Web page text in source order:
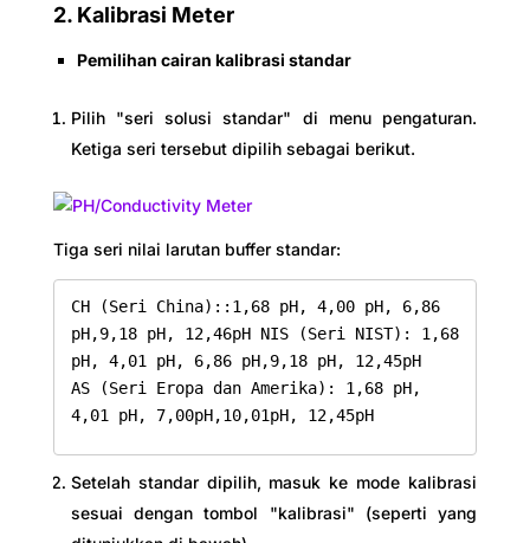
2. Kalibrasi Meter
Pemilihan cairan kalibrasi standar
Pilih "seri solusi standar" di menu pengaturan.
Ketiga seri tersebut dipilih sebagai berikut.
Tiga seri nilai larutan buffer standar:
CH (Seri China)::1,68 pH, 4,00 pH, 6,86
pH,9,18 pH, 12,46pH NIS (Seri NIST): 1,68
pH, 4,01 pH, 6,86 pH,9,18 pH, 12,45pH
AS (Seri Eropa dan Amerika): 1,68 pH,
4,01 pH, 7,00pH,10,01pH, 12,45pH
Setelah standar dipilih, masuk ke mode kalibrasi
sesuai dengan tombol "kalibrasi" (seperti yang